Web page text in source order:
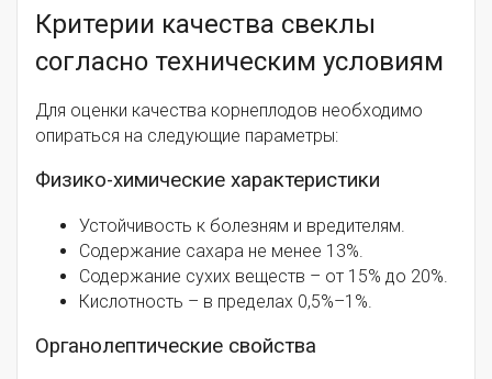
Критерии качества свеклы
согласно техническим условиям
Для оценки качества корнеплодов необходимо
опираться на следующие параметры:
Физико-химические характеристики
Устойчивость к болезням и вредителям.
Содержание сахара не менее 13%.
Содержание сухих веществ – от 15% до 20%.
Кислотность – в пределах 0,5%–1%.
Органолептические свойства